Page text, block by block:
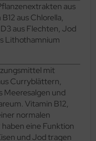
aus
aus Chlorella,
aus Flechten, Jod
Lithothamnium
mit
Curryblättern,
Meeresalgen und
Vitamin B12,
normalen
eine Funktion
und Jod tragen